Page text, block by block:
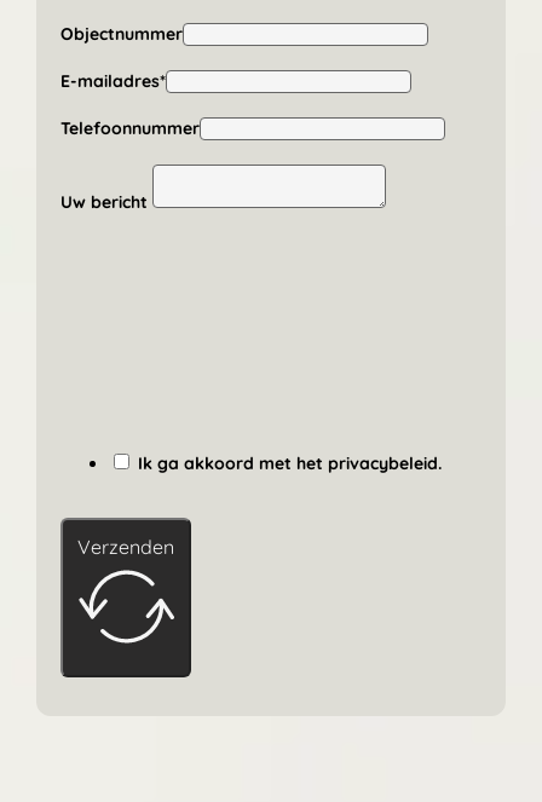
Objectnummer
E-mailadres*
Telefoonnummer
Uw bericht
Ik ga akkoord met het privacybeleid.
Verzenden